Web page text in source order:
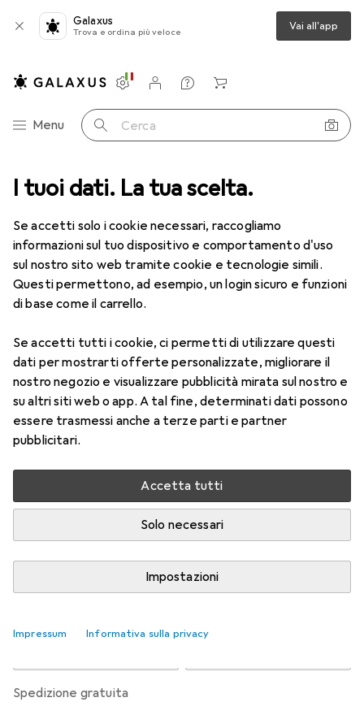
I tuoi dati. La tua scelta.
Se accetti solo i cookie necessari, raccogliamo
informazioni sul tuo dispositivo e comportamento d'uso
sul nostro sito web tramite cookie e tecnologie simili.
Questi permettono, ad esempio, un login sicuro e funzioni
di base come il carrello.
Se accetti tutti i cookie, ci permetti di utilizzare questi
dati per mostrarti offerte personalizzate, migliorare il
nostro negozio e visualizzare pubblicità mirata sul nostro e
su altri siti web o app. A tal fine, determinati dati possono
essere trasmessi anche a terze parti e partner
pubblicitari.
Accetta tutti
Solo necessari
Impostazioni
Impressum Informativa sulla privacy
Galaxus
Trova e ordina più veloce Vai all'app
Categoria Navigazione
Menu Cerca
Impostazioni
Conto cliente
Liste di confronto
Liste dei desideri
Carrello
Lenti a contatto Air Optix più HydraGlyde per l'astigmatismo
1 Immagine
−5%
Air Optix più HydraGlyde per
l'astigmatismo
-2, Obiettivo mensile, 6 pz., Torico
Prezzo in EUR IVA incl.
Valutazioni
Consegna tra ven, 14/8 e mar, 18/8
Più di 10 pezzi in stock presso il fornitore
spedizione gratuita